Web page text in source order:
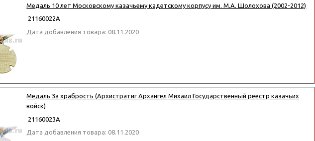
Медаль 10 лет Московскому казачьему кадетскому корпусу им. М.А. Шолохова (2002-2012)
21160022А
Дата добавления товара: 08.11.2020
Медаль За храбрость (Архистратиг Архангел Михаил Государственный реестр казачьих
войск)
21160023А
Дата добавления товара: 08.11.2020